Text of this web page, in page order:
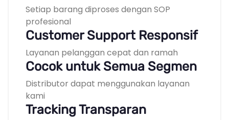
Setiap barang diproses dengan SOP
profesional
Customer Support Responsif
Layanan pelanggan cepat dan ramah
Cocok untuk Semua Segmen
Distributor dapat menggunakan layanan
kami
Tracking Transparan